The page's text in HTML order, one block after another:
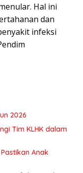
Hal ini
dan
infeksi
2026
Tim KLHK dalam
Anak